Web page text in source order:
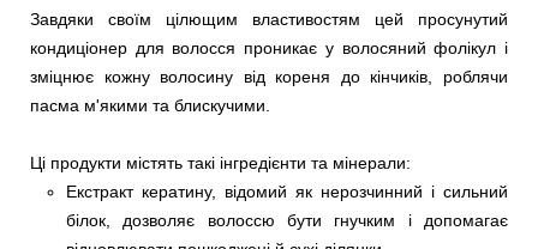
Завдяки своїм цілющим властивостям цей просунутий
кондиціонер для волосся проникає у волосяний фолікул і
зміцнює кожну волосину від кореня до кінчиків, роблячи
пасма м'якими та блискучими.
Ці продукти містять такі інгредієнти та мінерали:
Екстракт кератину, відомий як нерозчинний і сильний
білок, дозволяє волоссю бути гнучким і допомагає